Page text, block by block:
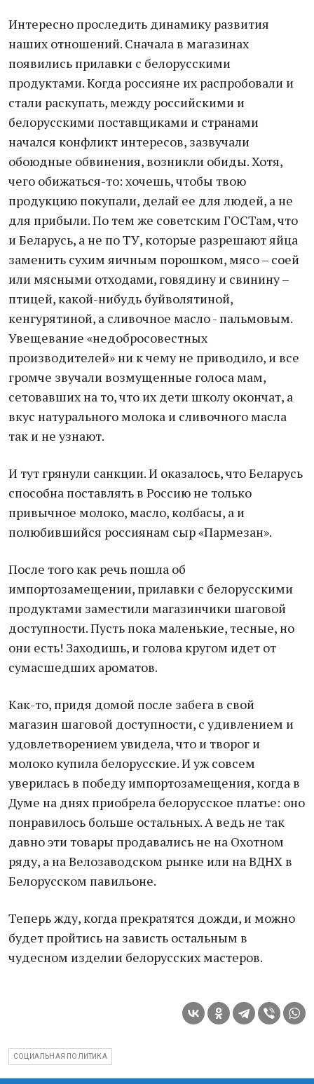
Интересно проследить динамику развития
наших отношений. Сначала в магазинах
появились прилавки с белорусскими
продуктами. Когда россияне их распробовали и
стали раскупать, между российскими и
белорусскими поставщиками и странами
начался конфликт интересов, зазвучали
обоюдные обвинения, возникли обиды. Хотя,
чего обижаться-то: хочешь, чтобы твою
продукцию покупали, делай ее для людей, а не
для прибыли. По тем же советским ГОСТам, что
и Беларусь, а не по ТУ, которые разрешают яйца
заменить сухим яичным порошком, мясо – соей
или мясными отходами, говядину и свинину –
птицей, какой-нибудь буйволятиной,
кенгурятиной, а сливочное масло - пальмовым.
Увещевание «недобросовестных
производителей» ни к чему не приводило, и все
громче звучали возмущенные голоса мам,
сетовавших на то, что их дети школу окончат, а
вкус натурального молока и сливочного масла
так и не узнают.
И тут грянули санкции. И оказалось, что Беларусь
способна поставлять в Россию не только
привычное молоко, масло, колбасы, а и
полюбившийся россиянам сыр «Пармезан».
После того как речь пошла об
импортозамещении, прилавки с белорусскими
продуктами заместили магазинчики шаговой
доступности. Пусть пока маленькие, тесные, но
они есть! Заходишь, и голова кругом идет от
сумасшедших ароматов.
Как-то, придя домой после забега в свой
магазин шаговой доступности, с удивлением и
удовлетворением увидела, что и творог и
молоко купила белорусские. И уж совсем
уверилась в победу импортозамещения, когда в
Думе на днях приобрела белорусское платье: оно
понравилось больше остальных. А ведь не так
давно эти товары продавались не на Охотном
ряду, а на Велозаводском рынке или на ВДНХ в
Белорусском павильоне.
Теперь жду, когда прекратятся дожди, и можно
будет пройтись на зависть остальным в
чудесном изделии белорусских мастеров.
СОЦИАЛЬНАЯ ПОЛИТИКА